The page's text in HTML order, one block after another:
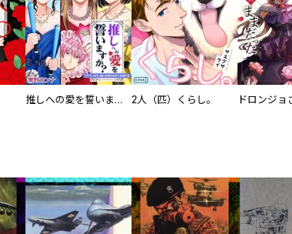
推しへの愛を誓いますか？～アラサー女子、推しは逃げぬが人生逃げる～ 2人（匹）くらし。